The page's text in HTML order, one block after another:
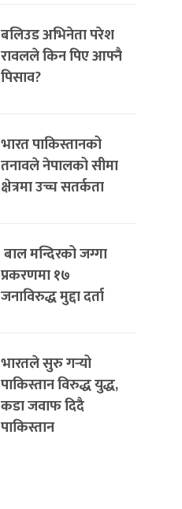
बलिउड अभिनेता परेश
रावलले किन पिए आफ्नै
पिसाव?
भारत पाकिस्तानको
तनावले नेपालको सीमा
क्षेत्रमा उच्च सतर्कता
बाल मन्दिरको जग्गा
प्रकरणमा १७
जनाविरुद्ध मुद्दा दर्ता
भारतले सुरु गर्‍यो
पाकिस्तान विरुद्ध युद्ध,
कडा जवाफ दिदै
पाकिस्तान